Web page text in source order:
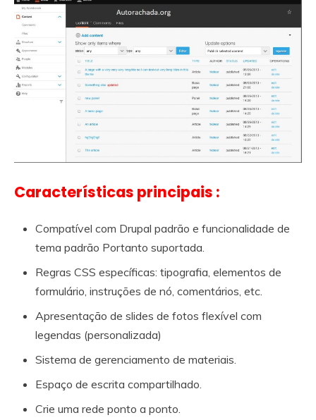
Características principais :
Compatível com Drupal padrão e funcionalidade de
tema padrão Portanto suportada.
Regras CSS específicas: tipografia, elementos de
formulário, instruções de nó, comentários, etc.
Apresentação de slides de fotos flexível com
legendas (personalizada)
Sistema de gerenciamento de materiais.
Espaço de escrita compartilhado.
Crie uma rede ponto a ponto.